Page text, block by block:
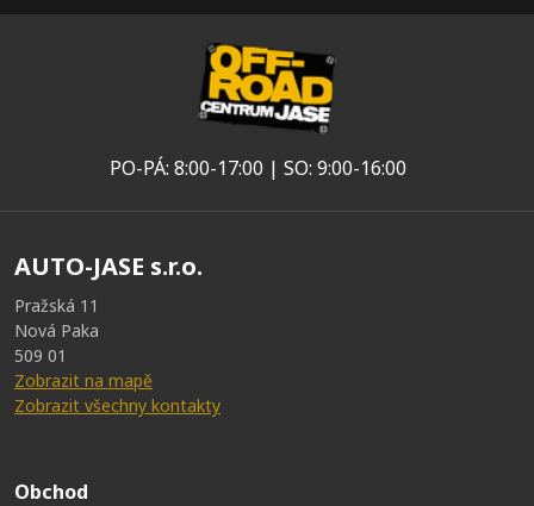
PO-PÁ: 8:00-17:00 | SO: 9:00-16:00
AUTO-JASE s.r.o.
Pražská 11
Nová Paka
509 01
Zobrazit na mapě
Zobrazit všechny kontakty
Obchod